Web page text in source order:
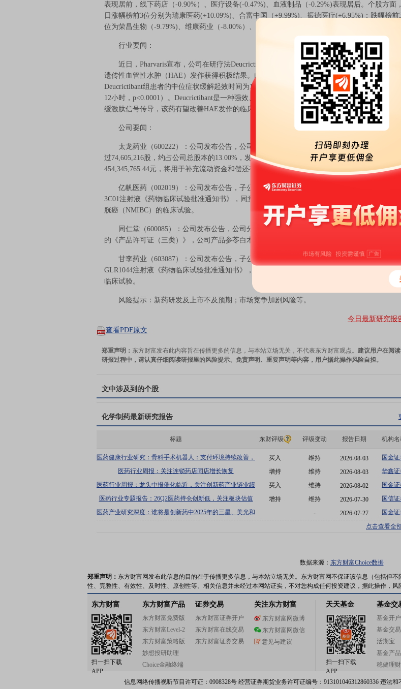
表现居前，线下药店（-0.90%）、医疗设备(-0.47%)、血液制品（-0.29%)表现居后。个股方面，
日涨幅榜前3位分别为瑞康医药(+10.09%)、合富中国（+9.99%)、振德医疗(+6.95%)；跌幅榜前
位为荣昌生物（-9.79%)、维康药业（-8.00%）、康华生物(-3.83%)。
行业要闻：
近日，Pharvaris宣布，公司在研疗法Deucrictibant在RAPIDe-3临床3期关键研究中，用于缓解
遗传性血管性水肿（HAE）发作获得积极结果。此次试验达到了主要终点，数据显示：
Deucrictibant组患者的中位症状缓解起效时间为1.28小时，显著快于安慰剂组（中位起效时间超过
12小时，p<0.0001）。Deucrictibant是一种强效、选择性的口服缓激肽B2受体拮抗剂。通过抑制
缓激肽信号传导，该药有望改善HAE发作的临床体征，并预防发作的发生。
公司要闻：
太龙药业（600222）：公司发布公告，公司拟向江药控股发行公司A股股票，发行数量不超
过74,605,216股，约占公司总股本的13.00%，发行价格为6.09元/股，预计募集资金总额不超过
454,345,765.44元，将用于补充流动资金和偿还有息负债。
亿帆医药（002019）：公司发布公告，子公司合肥欣竹于近日收到国家药监局核准签发的N-
3C01注射液《药物临床试验批准通知书》，同意本品开展治疗晚期实体瘤和治疗非肌层浸润性膀
胱癌（NMIBC）的临床试验。
同仁堂（600085）：公司发布公告，公司分支机构同仁堂制药厂收到加拿大卫生部核准签发
的《产品许可证（三类）》，公司产品参苓白术散获得加拿大产品注册。
甘李药业（603087）：公司发布公告，子公司甘李药业山东近日收到国家药监局核准签发的
GLR1044注射液《药物临床试验批准通知书》，同意本品开展适应症为成人中重度特应性皮炎
临床试验。
风险提示：新药研发及上市不及预期；市场竞争加剧风险等。
今日最新研究报
查看PDF原文
郑重声明： 东方财富发布此内容旨在传播更多的信息，与本站立场无关，不代表东方财富观点。 建议用户在阅读
研报过程中，请认真仔细阅读研报里的风险提示、免责声明、重要声明等内容，用户据此操作风险自担。
文中涉及到的个股
化学制药最新研究报告
标题 东财评级 评级变动 报告日期 机构
医药健康行业研究：骨科手术机器人：支付环境持续改善，
买入 维持 2026-08-03
国金
医药行业周报：关注连锁药店同店增长恢复
增持 维持 2026-08-03
华鑫
医药行业周报：龙头中报催化临近，关注创新药产业链业绩
买入 维持 2026-08-02
国金
医药行业专题报告：26Q2医药持仓创新低，关注板块估值
增持 维持 2026-07-30
国信
医药产业研究深度：谁将是创新药中2025年的三星、美光和
SK海力士
- 2026-07-27
国金
点击查看全
数据来源： 东方财富Choice数据
郑重声明： 东方财富网发布此信息的目的在于传播更多信息，与本站立场无关。东方财富网不保证该信息（包括但
性、完整性、有效性、及时性、原创性等。相关信息并未经过本网站证实，不对您构成任何投资建议，据此操作，风
东方财富
扫一扫下载
APP
东方财富产品
东方财富免费版
东方财富Level-2
东方财富策略版
妙想投研助理
Choice金融终端
证券交易
东方财富证券开户
东方财富在线交易
东方财富证券交易
关注东方财富
东方财富网微博
东方财富网微信
意见与建议
天天基金
扫一扫下载
APP
基金交
基金开户
基金交易
活期宝
基金产品
稳健理财
信息网络传播视听节目许可证：0908328号 经营证券期货业务许可证编号：913101046312860336 违法和